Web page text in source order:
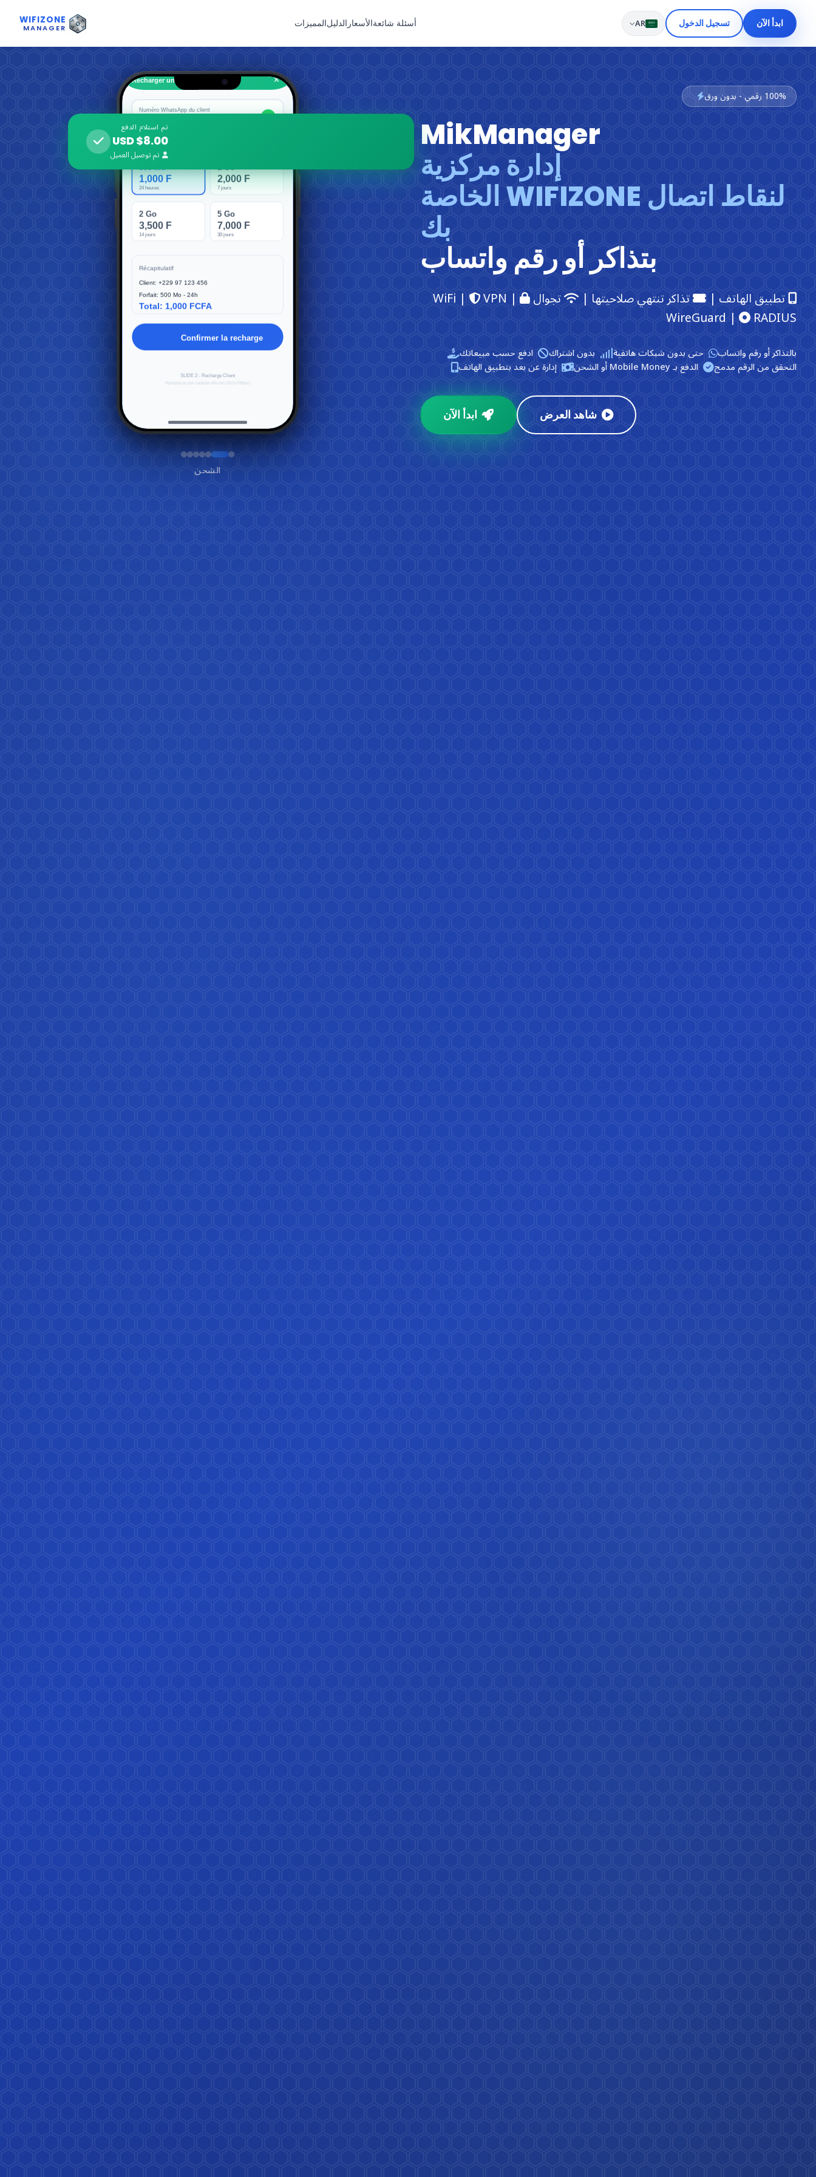
WIFIZONE
MANAGER المميزاتالدليل الأسعارأسئلة شائعة AR تسجيل الدخول ابدأ الآن
100% رقمي - بدون ورق
MikManager
إدارة مركزية
لنقاط اتصال WIFIZONE الخاصة
بك
بتذاكر أو رقم واتساب
تطبيق الهاتف | تذاكر تنتهي صلاحيتها | تجوال WiFi |
VPN |
WireGuard |
RADIUS
بالتذاكر أو رقم واتساب حتى بدون شبكات هاتفية بدون اشتراك ادفع حسب مبيعاتك
التحقق من الرقم مدمج الدفع بـ Mobile Money أو الشحن إدارة عن بعد بتطبيق الهاتف
ابدأ الآن شاهد العرض
تم استلام الدفع
$8.00 USD
تم توصيل العميل
العملاء